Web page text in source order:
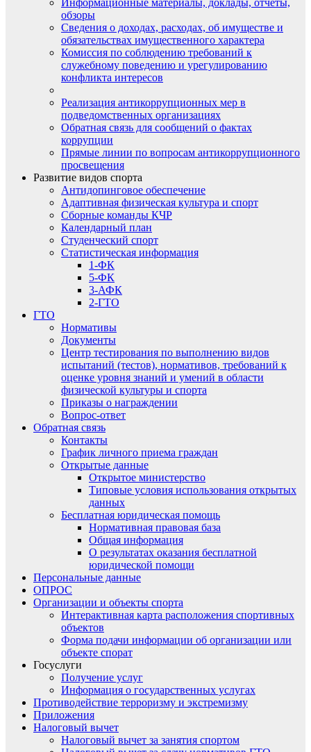
Информационные материалы, доклады, отчеты,
обзоры
Сведения о доходах, расходах, об имуществе и
обязательствах имущественного характера
Комиссия по соблюдению требований к
служебному поведению и урегулированию
конфликта интересов
Реализация антикоррупционных мер в
подведомственных организациях
Обратная связь для сообщений о фактах
коррупции
Прямые линии по вопросам антикоррупционного
просвещения
Развитие видов спорта
Антидопинговое обеспечение
Адаптивная физическая культура и спорт
Сборные команды КЧР
Календарный план
Студенческий спорт
Статистическая информация
1-ФК
5-ФК
3-АФК
2-ГТО
ГТО
Нормативы
Документы
Центр тестирования по выполнению видов
испытаний (тестов), нормативов, требований к
оценке уровня знаний и умений в области
физической культуры и спорта
Приказы о награждении
Вопрос-ответ
Обратная связь
Контакты
График личного приема граждан
Открытые данные
Открытое министерство
Типовые условия использования открытых
данных
Бесплатная юридическая помощь
Нормативная правовая база
Общая информация
О результатах оказания бесплатной
юридической помощи
Персональные данные
ОПРОС
Организации и объекты спорта
Интерактивная карта расположения спортивных
объектов
Форма подачи информации об организации или
объекте спорат
Госуслуги
Получение услуг
Информация о государственных услугах
Противодействие терроризму и экстремизму
Приложения
Налоговый вычет
Налоговый вычет за занятия спортом